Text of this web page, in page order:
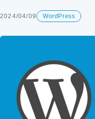
2024/04/09 WordPress